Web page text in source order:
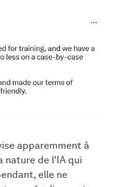
apparemment à
nature de l'IA qui
elle ne